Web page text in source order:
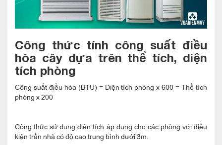
Công thức tính công suất điều
hòa cây dựa trên thể tích, diện
tích phòng
Công suất điều hòa (BTU) = Diện tích phòng x 600 = Thể tích
phòng x 200
Công thức sử dụng diện tích áp dụng cho các phòng với điều
kiện trần nhà có độ cao trung bình dưới 3m.